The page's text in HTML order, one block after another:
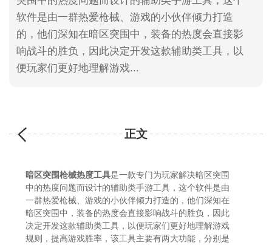
软件是由一群热爱枪械、游戏的小伙伴倾力打造
的，他们深知在暗区突围中，装备的热度会直接影
响战斗的胜负，因此决定开发这款辅助类工具，以
便玩家们更好地理解游戏...
正文
暗区突围枪械热度工具是一款专门为玩家解决暗区突围
中的热度问题而设计的辅助类手游工具，这个软件是由
一群热爱枪械、游戏的小伙伴倾力打造的，他们深知在
暗区突围中，装备的热度会直接影响战斗的胜负，因此
决定开发这款辅助类工具，以便玩家们更好地理解游戏
规则，提高游戏胜率，该工具主要有两大功能，分别是